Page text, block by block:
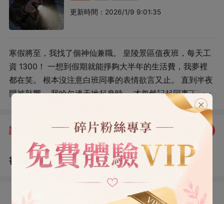
更新時間：2026/1/9 9:01:35
寒假將至，我找了個神仙兼職。 皇陵景區值夜班，每天工
資 1300！ 一想到假期就能掙夠大半年的生活費，我夢裡
都在笑。 根本沒注意白班同事的表情欲言又止。 直到半夜
門被敲響， 我哈欠連天地起身時， 才忽然記起同事下班前
說的話有些怪： 「晚上無論什麼敲門，都不要開」
評分：
書評 （1） 查看評論
目錄